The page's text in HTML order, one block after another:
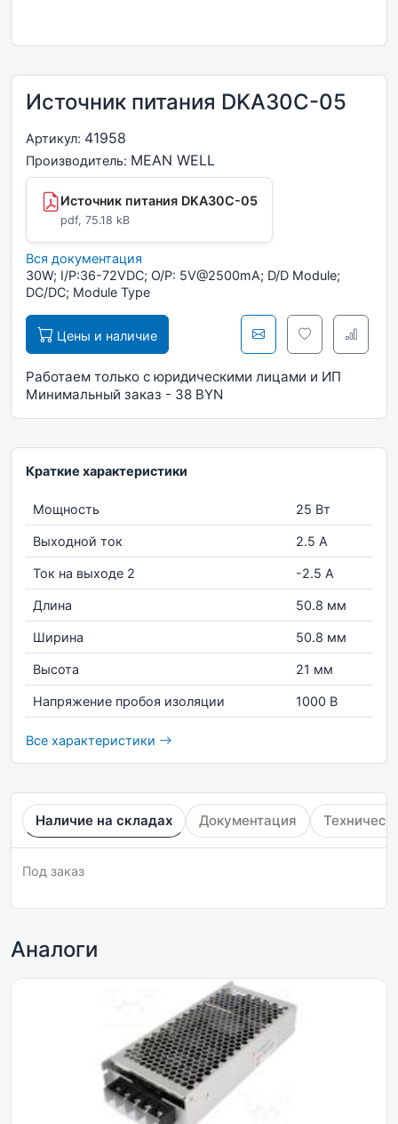
Источник питания DKA30C-05
Артикул: 41958
Производитель: MEAN WELL
Источник питания DKA30C-05
pdf, 75.18 kB
Вся документация
30W; I/P:36-72VDC; O/P: 5V@2500mA; D/D Module;
DC/DC; Module Type
Цены и наличие
Работаем только с юридическими лицами и ИП
Минимальный заказ - 38 BYN
Краткие характеристики
Мощность 25 Вт
Выходной ток 2.5 А
Ток на выходе 2 -2.5 А
Длина 50.8 мм
Ширина 50.8 мм
Высота 21 мм
Напряжение пробоя изоляции 1000 В
Все характеристики
Наличие на складах Документация
Под заказ
Аналоги